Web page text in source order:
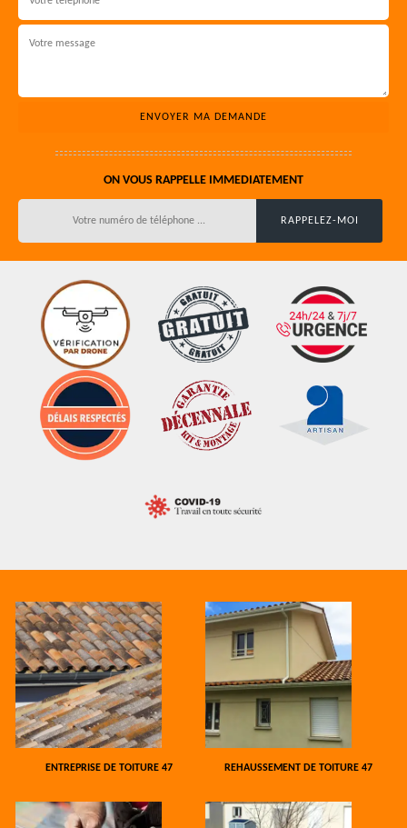
ON VOUS RAPPELLE IMMEDIATEMENT
ENTREPRISE DE TOITURE 47 REHAUSSEMENT DE TOITURE 47